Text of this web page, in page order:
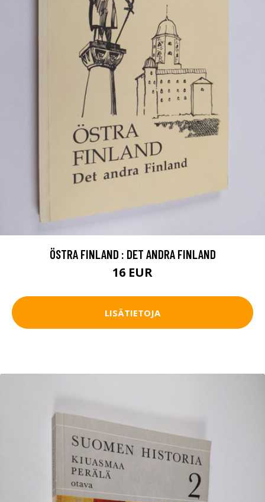
ÖSTRA FINLAND : DET ANDRA FINLAND
16 EUR
LISÄTIETOJA